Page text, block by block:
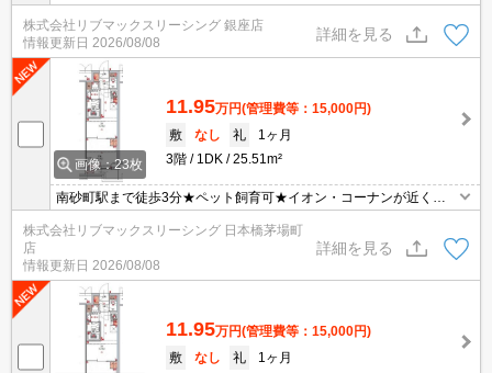
日のお買い物にも便利★
株式会社リブマックスリーシング 銀座店
情報更新日 2026/08/08
詳細を見る
画像：23枚
11.95万円(管理費等：15,000円)
敷
なし 礼
1ヶ月
3階
1DK 25.51m²
南砂町駅まで徒歩3分★ペット飼育可★イオン・コーナンが近く毎
日のお買い物にも便利★
株式会社リブマックスリーシング 日本橋茅場町
店
情報更新日 2026/08/08
詳細を見る
11.95万円(管理費等：15,000円)
敷
なし 礼
1ヶ月